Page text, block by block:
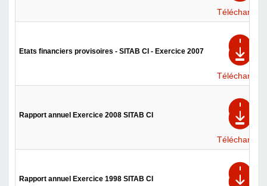
Télécharger
Etats financiers provisoires - SITAB CI - Exercice 2007
Télécharger
Rapport annuel Exercice 2008 SITAB CI
Télécharger
Rapport annuel Exercice 1998 SITAB CI